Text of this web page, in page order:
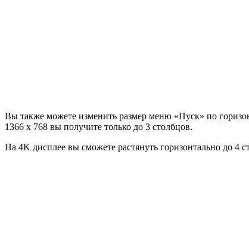
Вы также можете изменить размер меню «Пуск» по
1366 x 768 вы получите только до 3 столбцов.
На 4K дисплее вы сможете растянуть горизонтально до 4